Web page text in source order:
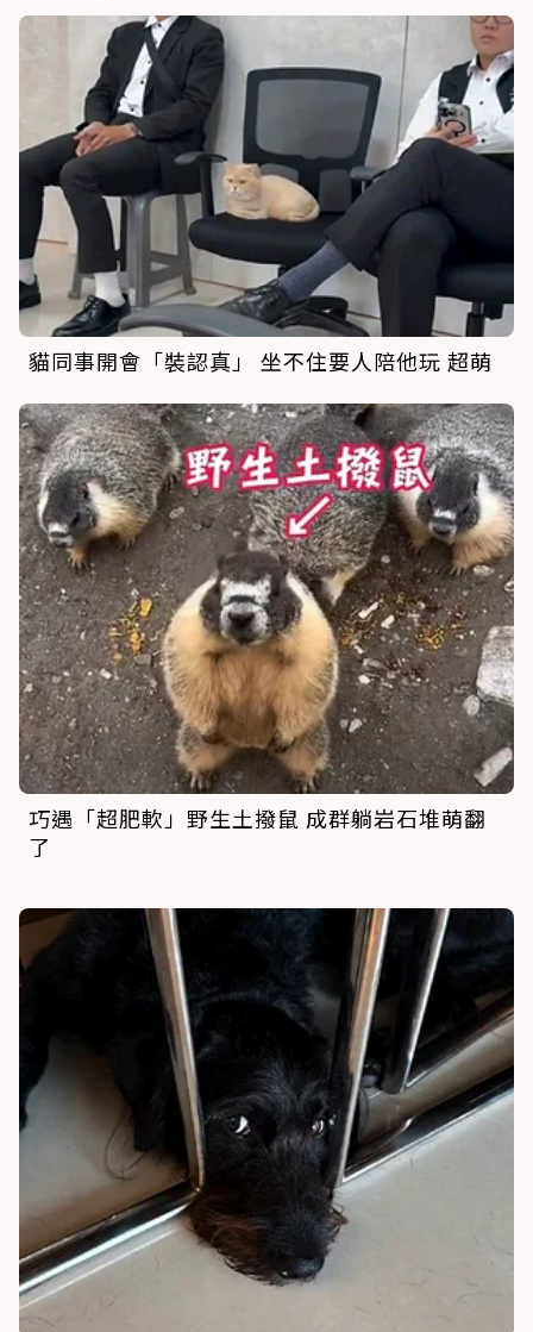
貓同事開會「裝認真」 坐不住要人陪他玩 超萌
巧遇「超肥軟」野生土撥鼠 成群躺岩石堆萌翻
了